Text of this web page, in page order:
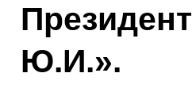
Ю.И.».